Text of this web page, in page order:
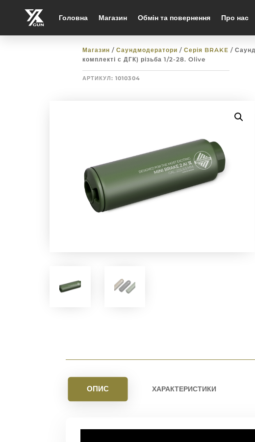
Головна Магазин Обмін та повернення Про нас
Магазин / Саундмодератори / Серія BRAKE /
комплекті с ДГК) різьба 1/2-28. Olive
АРТИКУЛ: 1010304
ОПИС ХАРАКТЕРИСТИКИ